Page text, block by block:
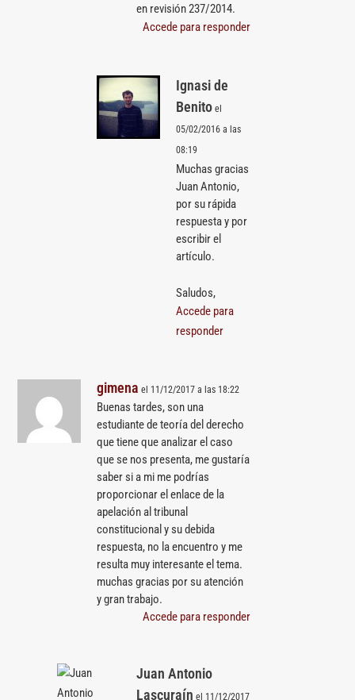
en revisión 237/2014.
Accede para responder
Ignasi de
Benito el
05/02/2016 a las
08:19
Muchas gracias
Juan Antonio,
por su rápida
respuesta y por
escribir el
artículo.
Saludos,
Accede para
responder
gimena el 11/12/2017 a las 18:22
Buenas tardes, son una
estudiante de teoría del derecho
que tiene que analizar el caso
que se nos presenta, me gustaría
saber si a mi me podrías
proporcionar el enlace de la
apelación al tribunal
constitucional y su debida
respuesta, no la encuentro y me
resulta muy interesante el tema.
muchas gracias por su atención
y gran trabajo.
Accede para responder
Juan Antonio
Lascuraín el 11/12/2017